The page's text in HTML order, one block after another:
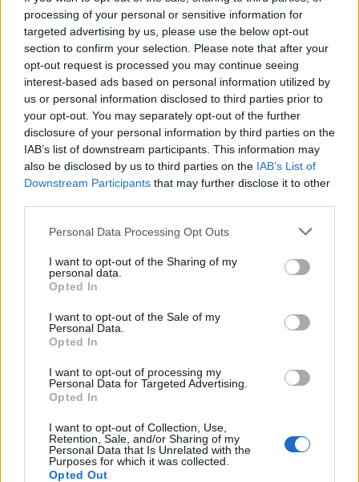
processing of your personal or sensitive information for
targeted advertising by us, please use the below opt-out
section to confirm your selection. Please note that after your
opt-out request is processed you may continue seeing
interest-based ads based on personal information utilized by
us or personal information disclosed to third parties prior to
your opt-out. You may separately opt-out of the further
disclosure of your personal information by third parties on the
IAB’s list of downstream participants. This information may
also be disclosed by us to third parties on the IAB’s List of
Downstream Participants that may further disclose it to other
Personal Data Processing Opt Outs
I want to opt-out of the Sharing of my
personal data.
Opted In
I want to opt-out of the Sale of my
Personal Data.
Opted In
I want to opt-out of processing my
Personal Data for Targeted Advertising.
Opted In
I want to opt-out of Collection, Use,
Retention, Sale, and/or Sharing of my
Personal Data that Is Unrelated with the
Purposes for which it was collected.
Opted Out
η κατάθλιψη και το άγχος στοιχίζουν στην
παγκόσμια οικονομία 1 τρισεκατομμύριο
δολάρια ετησίως.
Πηγή: ΑΠΕ
Ακολουθήστε το notospress.grστο Google News και
μάθετε πρώτοιόλες τις ειδήσεις
ΕΠΟΜΕΝΗ ΗΜΕΡΑ